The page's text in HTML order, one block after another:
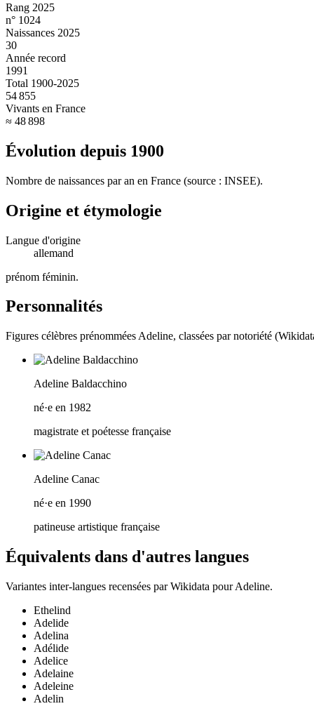
Rang 2025
n° 1024
Naissances 2025
30
Année record
1991
Total 1900-2025
54 855
Vivants en France
≈ 48 898
Évolution depuis 1900
Nombre de naissances par an en France (source : INSEE).
Origine et étymologie
Langue d'origine
allemand
prénom féminin.
Personnalités
Figures célèbres prénommées Adeline, classées par notoriété
Adeline Baldacchino
né·e en 1982
magistrate et poétesse française
Adeline Canac
né·e en 1990
patineuse artistique française
Équivalents dans d'autres langues
Variantes inter-langues recensées par Wikidata pourAdeline.
Ethelind
Adelide
Adelina
Adélide
Adelice
Adelaine
Adeleine
Adelin